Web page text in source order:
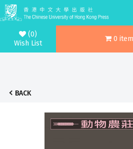
(0)
Wish List
0
BACK